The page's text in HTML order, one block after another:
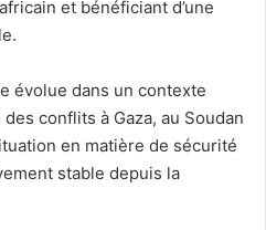
et bénéficiant d’une
évolue dans un contexte
conflits à Gaza, au Soudan
en matière de sécurité
stable depuis la